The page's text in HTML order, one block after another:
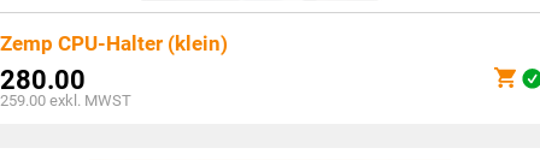
Zemp CPU-Halter (klein)
280.00
259.00 exkl. MWST